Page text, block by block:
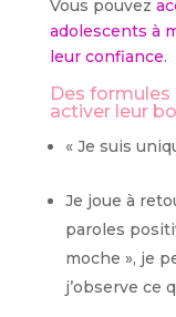
Vous pouvez
adolescents à
leur confiance.
Des
activer leur
« Je suis
Je joue à
paroles
moche », je
j’observe ce